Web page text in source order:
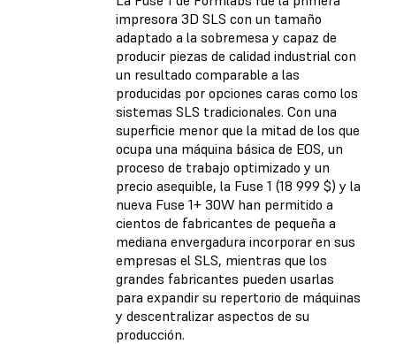
impresora 3D SLS con un tamaño
adaptado a la sobremesa y capaz de
producir piezas de calidad industrial con
un resultado comparable a las
producidas por opciones caras como los
sistemas SLS tradicionales. Con una
superficie menor que la mitad de los que
ocupa una máquina básica de EOS, un
proceso de trabajo optimizado y un
precio asequible, la Fuse 1 (18 999 $) y la
nueva Fuse 1+ 30W han permitido a
cientos de fabricantes de pequeña a
mediana envergadura incorporar en sus
empresas el SLS, mientras que los
grandes fabricantes pueden usarlas
para expandir su repertorio de máquinas
y descentralizar aspectos de su
producción.